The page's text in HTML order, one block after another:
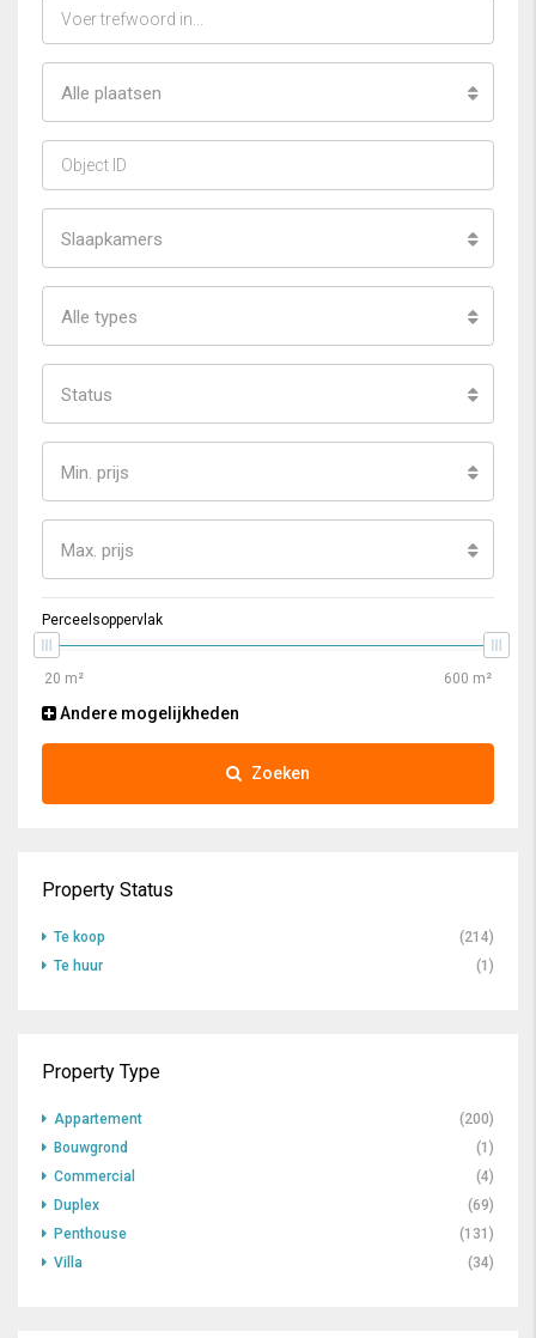
Alle plaatsen
Slaapkamers
Alle types
Status
Min. prijs
Max. prijs
Perceelsoppervlak
Andere mogelijkheden
Zoeken
Property Status
Te koop
(214)
Te huur
(1)
Property Type
Appartement
(200)
Bouwgrond
(1)
Commercial
(4)
Duplex
(69)
Penthouse
(131)
Villa
(34)